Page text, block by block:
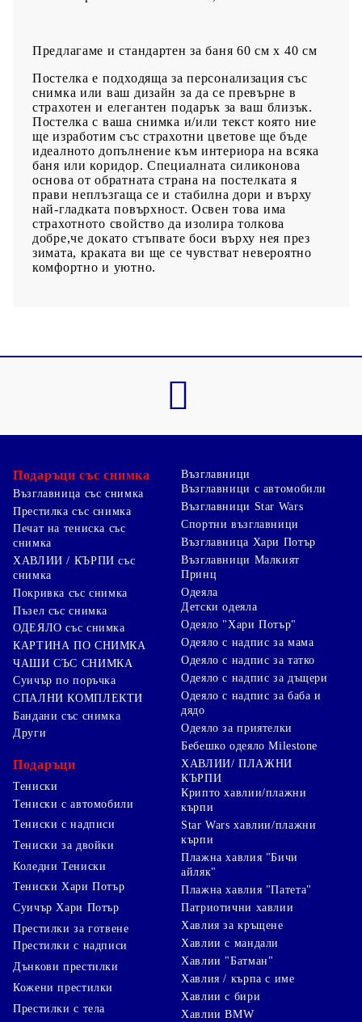
Предлагаме и стандартен за баня 60 см х 40 см
Постелка е подходяща за персонализация със
снимка или ваш дизайн за да се превърне в
страхотен и елегантен подарък за ваш близък.
Постелка с ваша снимка и/или текст която ние
ще изработим със страхотни цветове ще бъде
идеалното допълнение към интериора на всяка
баня или коридор. Специалната силиконова
основа от обратната страна на постелката я
прави неплъзгаща се и стабилна дори и върху
най-гладката повърхност. Освен това има
страхотното свойство да изолира толкова
добре,че докато стъпвате боси върху нея през
зимата, краката ви ще се чувстват невероятно
комфортно и уютно.
Подаръци със снимка
Възглавница със снимка
Престилка със снимка
Печат на тениска със
снимка
ХАВЛИИ / КЪРПИ със
снимка
Покривка със снимка
Пъзел със снимка
ОДЕЯЛО със снимка
КАРТИНА ПО СНИМКА
ЧАШИ СЪС СНИМКА
Суичър по поръчка
СПАЛНИ КОМПЛЕКТИ
Бандани със снимка
Други
Подаръци
Тениски
Тениски с автомобили
Тениски с надписи
Тениски за двойки
Коледни Тениски
Тениски Хари Потър
Суичър Хари Потър
Престилки за готвене
Престилки с надписи
Дънкови престилки
Кожени престилки
Престилки с тела
Възглавници
Възглавници с автомобили
Възглавници Star Wars
Спортни възглавници
Възглавница Хари Потър
Възглавници Малкият
Принц
Одеяла
Детски одеяла
Одеяло "Хари Потър"
Одеяло с надпис за мама
Одеяло с надпис за татко
Одеяло с надпис за дъщери
Одеяло с надпис за баба и
дядо
Одеяло за приятелки
Бебешко одеяло Milestone
ХАВЛИИ/ ПЛАЖНИ
КЪРПИ
Крипто хавлии/плажни
кърпи
Star Wars хавлии/плажни
кърпи
Плажна хавлия "Бичи
айляк"
Плажна хавлия "Патета"
Патриотични хавлии
Хавлия за кръщене
Хавлии с мандали
Хавлии "Батман"
Хавлия / кърпа с име
Хавлии с бири
Хавлии BMW